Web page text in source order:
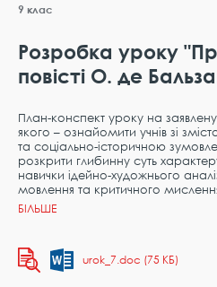
9 клас
Розробка уроку
повісті О. де
План-конспект уроку на
якого – ознайомити учнів зі
та соціально-історичною
розкрити глибинну суть
навички ідейно-художнього
мовлення та критичного
urok_7.doc (75 КБ)